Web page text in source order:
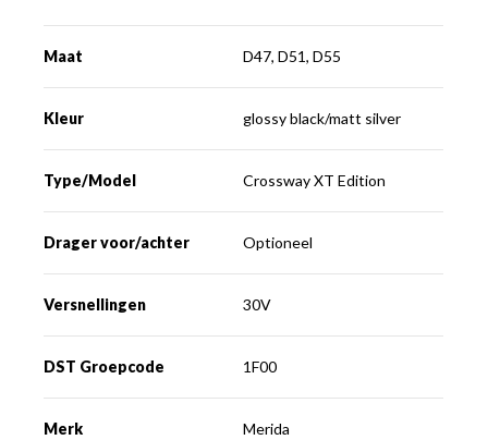
Maat D47, D51, D55
Kleur glossy black/matt silver
Type/Model Crossway XT Edition
Drager voor/achter Optioneel
Versnellingen 30V
DST Groepcode 1F00
Merk Merida